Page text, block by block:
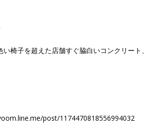
椅子を超えた店舗すぐ脇白いコンクリート、
post/1174470818556994032